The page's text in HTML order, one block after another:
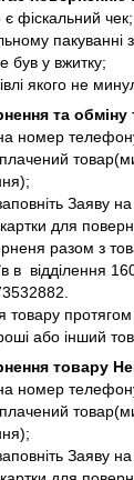
фіскальний чек;
був у вжитку;
якого не
та обміну
номер
Заяву
для
разом з
в відділення
товару
або інший
товару
номер
Заяву